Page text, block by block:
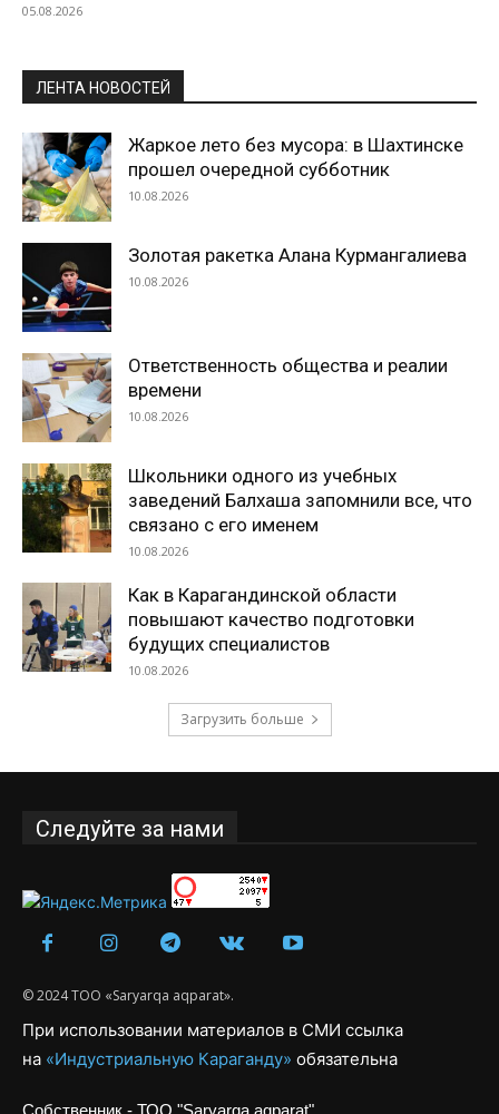
05.08.2026
ЛЕНТА НОВОСТЕЙ
Жаркое лето без мусора: в Шахтинске
прошел очередной субботник
10.08.2026
Золотая ракетка Алана Курмангалиева
10.08.2026
Ответственность общества и реалии
времени
10.08.2026
Школьники одного из учебных
заведений Балхаша запомнили все, что
связано с его именем
10.08.2026
Как в Карагандинской области
повышают качество подготовки
будущих специалистов
10.08.2026
Загрузить больше
Следуйте за нами
© 2024 ТОО «Saryarqa aqparat».
При использовании материалов в СМИ ссылка
на «Индустриальную Караганду» обязательна
Собственник - ТОО "Saryarqa aqparat"